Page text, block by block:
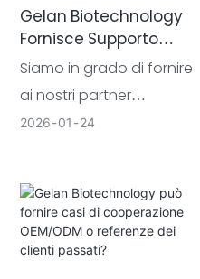
Gelan Biotechnology
Fornisce Supporto
Logistico E Normativo
Per Le Spedizioni
Globali?
Siamo in grado di fornire
ai nostri partner
supporto logistico
normativa dal punto di
spedizione alla
destinazione finale, con
2026 01 24